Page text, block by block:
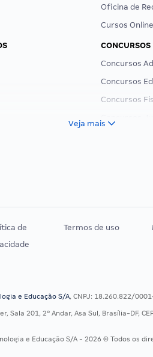
Oficina de
Cursos
CONCURSOS
Concursos
Concursos
Concursos
Residência
Veja mais
de
Termos de uso
e Educação S/A, CNPJ: 18.260.822/
Sala 201, 2º Andar, Asa Sul, Brasília-DF,
e Educação S/A - 2026 © Todos os